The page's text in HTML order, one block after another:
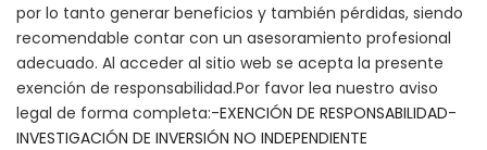
por lo tanto generar beneficios y también pérdidas, siendo
recomendable contar con un asesoramiento profesional
adecuado. Al acceder al sitio web se acepta la presente
exención de responsabilidad.Por favor lea nuestro aviso
legal de forma completa:-EXENCIÓN DE RESPONSABILIDAD-
INVESTIGACIÓN DE INVERSIÓN NO INDEPENDIENTE